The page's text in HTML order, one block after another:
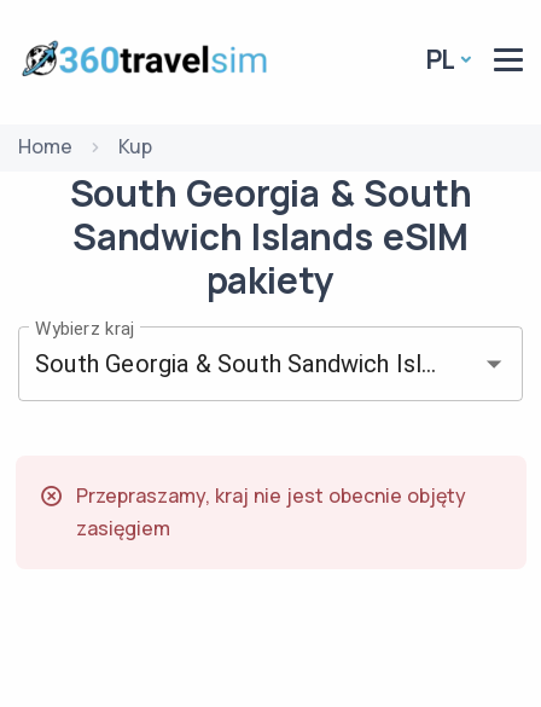
PL
Home Kup
South Georgia & South
Sandwich Islands eSIM
pakiety
Wybierz kraj
Przepraszamy, kraj nie jest obecnie objęty
zasięgiem